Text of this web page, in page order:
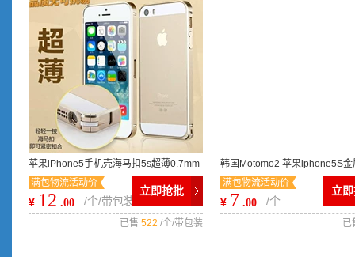
苹果iPhone5手机壳海马扣5s超薄0.7mm
无螺丝5S保护套金属边框
满包物流活动价
¥ 12 .00 /个/带包装
立即抢批
已售 522 /个/带包装
韩国Motomo2 苹果iphone5S金
iphone4S金属拉丝手机壳
满包物流活动价
¥ 7 .00 /个
立